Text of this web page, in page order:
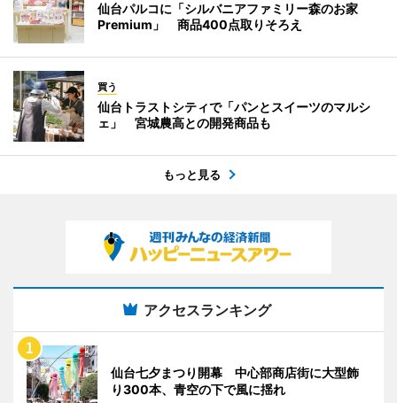
仙台パルコに「シルバニアファミリー森のお家
Premium」 商品400点取りそろえ
買う
仙台トラストシティで「パンとスイーツのマルシ
ェ」 宮城農高との開発商品も
もっと見る
アクセスランキング
仙台七夕まつり開幕 中心部商店街に大型飾
り300本、青空の下で風に揺れ